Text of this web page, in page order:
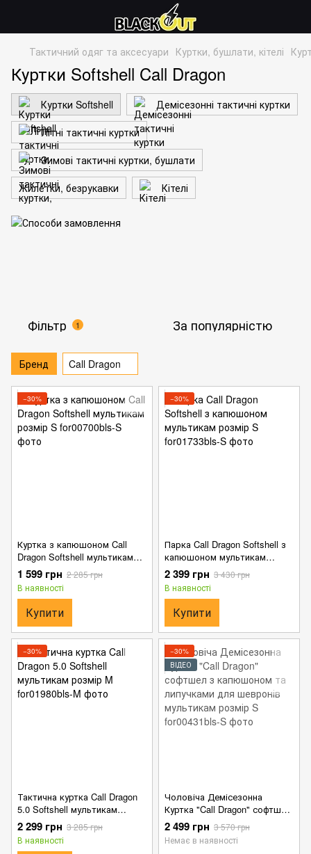
Тактичний одяг та аксесуари Куртки, бушлати, кітелі
Куртки Softshell Call Dragon
Куртки Softshell
Демісезонні тактичні куртки
Літні тактичні куртки
Зимові тактичні куртки, бушлати
Жилетки, безрукавки
Кітелі
Фільтр 1 За популярністю
Бренд Call Dragon
−30%
Куртка з капюшоном Call
Dragon Softshell мультикам
розмір S
1 599 грн 2 285 грн
В наявності
Купити
−30%
Парка Call Dragon Softshell з
капюшоном мультикам
розмір S
2 399 грн 3 430 грн
В наявності
Купити
−30%
Тактична куртка Call Dragon
5.0 Softshell мультикам
розмір M
2 299 грн 3 285 грн
В наявності
−30%
ВІДЕО
Чоловіча Демісезонна
Куртка "Call Dragon" софтшел
з капюшоном та липучками
для шевронів мультикам
розмір S
2 499 грн 3 570 грн
Немає в наявності